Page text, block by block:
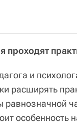
проходят
и
расширять
равнозначной
особенность